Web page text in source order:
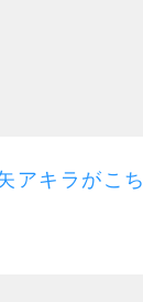
アキラがこち